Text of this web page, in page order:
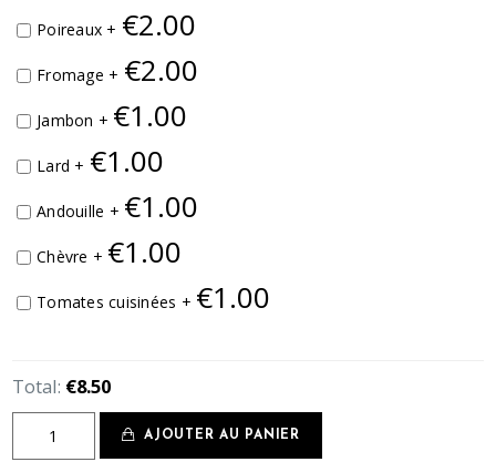
Poireaux + €2.00
Fromage + €2.00
Jambon + €1.00
Lard + €1.00
Andouille + €1.00
Chèvre + €1.00
Tomates cuisinées + €1.00
Total: €8.50
AJOUTER AU PANIER